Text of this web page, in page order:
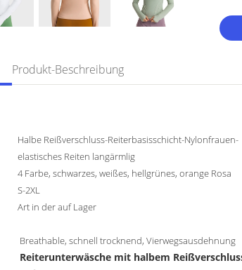
Produkt-Beschreibung
Halbe Reißverschluss-Reiterbasisschicht-Nylonfrauen-
elastisches Reiten langärmlig
4 Farbe, schwarzes, weißes, hellgrünes, orange Rosa
S-2XL
Art in der auf Lager
Breathable, schnell trocknend, Vierwegsausdehnung
Reiterunterwäsche mit halbem